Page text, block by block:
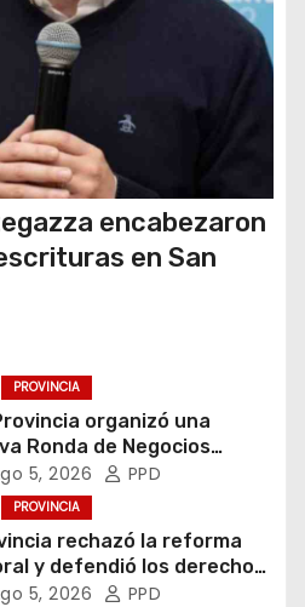
encabezaron
en San
PROVINCIA
organizó una
Ronda de Negocios
en Luján
5, 2026 PPD
PROVINCIA
rechazó la reforma
y defendió los derechos
trabajadores
5, 2026 PPD